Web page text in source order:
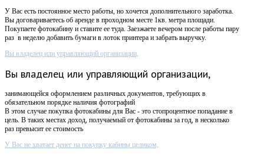
У Вас есть постоянное место работы, но хочется дополнительного заработка.
Вы договариваетесь об аренде в проходном месте 1кв. метра площади.
Покупаете фотокабину и ставите ее туда. Заезжаете вечером после работы пару
раз в неделю добавить бумаги в лоток принтера и забрать выручку.
Вы владелец или управляющий организации,
Вы владелец или управляющий организации,
занимающейся оформлением различных документов, требующих в
обязательном порядке наличия фотографий
В этом случае покупка фотокабины для Вас - это стопроцентное попадание в
цель. В таких местах доход, получаемый от фотокабины за год, в несколько
раз превысит ее стоимость
У Вас не хватает денег на покупку кабины целиком,